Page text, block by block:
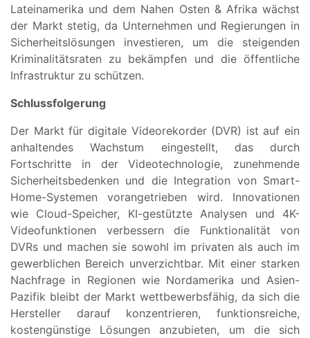
Lateinamerika und dem Nahen Osten & Afrika wächst
der Markt stetig, da Unternehmen und Regierungen in
Sicherheitslösungen investieren, um die steigenden
Kriminalitätsraten zu bekämpfen und die öffentliche
Infrastruktur zu schützen.
Schlussfolgerung
Der Markt für digitale Videorekorder (DVR) ist auf ein
anhaltendes Wachstum eingestellt, das durch
Fortschritte in der Videotechnologie, zunehmende
Sicherheitsbedenken und die Integration von Smart-
Home-Systemen vorangetrieben wird. Innovationen
wie Cloud-Speicher, KI-gestützte Analysen und 4K-
Videofunktionen verbessern die Funktionalität von
DVRs und machen sie sowohl im privaten als auch im
gewerblichen Bereich unverzichtbar. Mit einer starken
Nachfrage in Regionen wie Nordamerika und Asien-
Pazifik bleibt der Markt wettbewerbsfähig, da sich die
Hersteller darauf konzentrieren, funktionsreiche,
kostengünstige Lösungen anzubieten, um die sich